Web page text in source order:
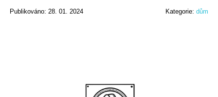
Publikováno: 28. 01. 2024 Kategorie: dům